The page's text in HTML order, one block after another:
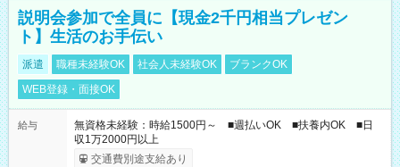
説明会参加で全員に【現金2千円相当プレゼン
ト】生活のお手伝い
派遣 職種未経験OK 社会人未経験OK
ブランクOK
WEB登録・面接OK
給与
無資格未経験：時給1500円～ ■週払いOK ■扶養内OK ■日
収1万2000円以上
交通費別途支給あり